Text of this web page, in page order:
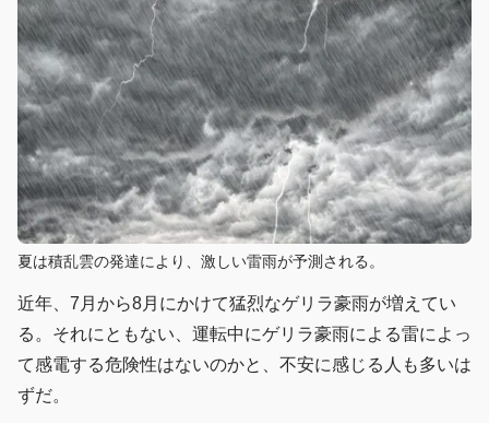
夏は積乱雲の発達により、激しい雷雨が予測される。
近年、7月から8月にかけて猛烈なゲリラ豪雨が増えてい
る。それにともない、運転中にゲリラ豪雨による雷によっ
て感電する危険性はないのかと、不安に感じる人も多いは
ずだ。